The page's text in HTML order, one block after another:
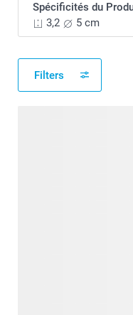
Spécificités du
3,2
5 cm
Filters